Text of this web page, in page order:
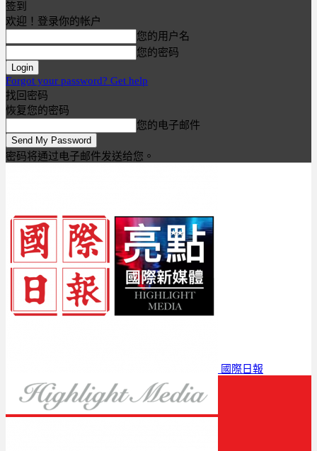
签到
欢迎！登录你的帐户
您的用户名
您的密码
Forgot your password? Get help
找回密码
恢复您的密码
您的电子邮件
密码将通过电子邮件发送给您。
國際日報